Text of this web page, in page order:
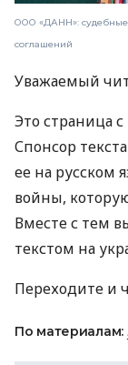
ООО «ДАНН»:
соглашений
Уважаемый
Это страница
Спонсор
ее на русском
войны,
Вместе с тем
текстом на
Переходите и
По материалам: